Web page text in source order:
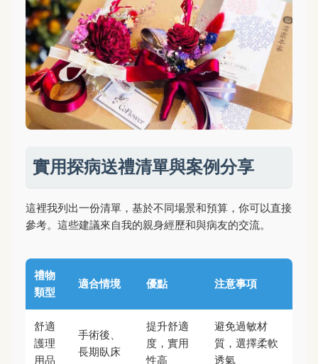
實用探病送禮清單與案例分享
這裡我列出一份清單，基於不同場景和預算，你可以直接
參考。這些建議來自我的親身經歷和與病友的交流。
禮物
類型
適合情境 優點 注意事項
舒適
護理
用品
手術後、
長期臥床
提升舒適
度，實用
性高
避免過敏材
質，選擇柔軟
透氣